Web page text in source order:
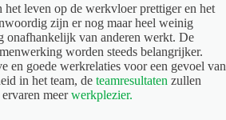
het leven op de werkvloer prettiger en het
zijn er nog maar heel weinig
onafhankelijk van anderen werkt. De
worden steeds belangrijker.
en goede werkrelaties voor een gevoel van
in het team, de teamresultaten zullen
meerwerkplezier.